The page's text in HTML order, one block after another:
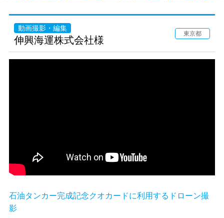
動画撮影・編集
伸興海運株式会社様
東京都
石油タンカー完成記念クオカードに利用するドローン撮
影